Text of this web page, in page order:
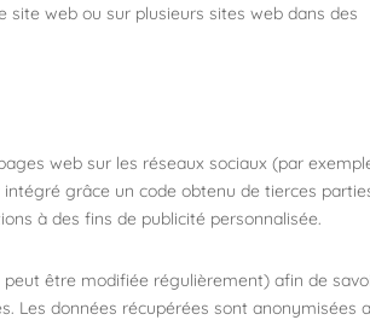
site web ou sur plusieurs sites web dans des
web sur les réseaux sociaux (par
intégré grâce un code obtenu de tierces
à des fins de publicité personnalisée.
être modifiée régulièrement) afin de
Les données récupérées sont anonymisées